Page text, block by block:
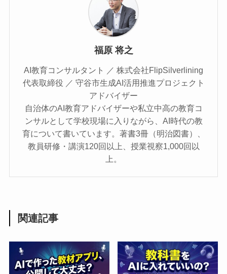
福原 将之
AI教育コンサルタント ／ 株式会社FlipSilverlining
代表取締役 ／ 守谷市生成AI活用推進プロジェクト
アドバイザー
自治体のAI教育アドバイザーや私立中高の教育コ
ンサルとして学校現場に入りながら、AI時代の教
育について書いています。著書3冊（明治図書）、
教員研修・講演120回以上、授業視察1,000回以
上。
関連記事